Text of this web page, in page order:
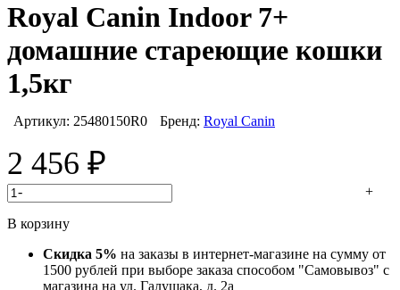
Royal Canin Indoor 7+
домашние стареющие кошки
1,5кг
Артикул: 25480150R0 Бренд: Royal Canin
2 456 ₽
- +
В корзину
Скидка 5% на заказы в интернет-магазине на сумму от
1500 рублей при выборе заказа способом "Самовывоз" с
магазина на ул. Галущака, д. 2а